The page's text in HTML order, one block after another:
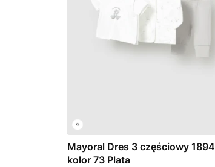
Mayoral Dres 3 częściowy 1894
kolor 73 Plata